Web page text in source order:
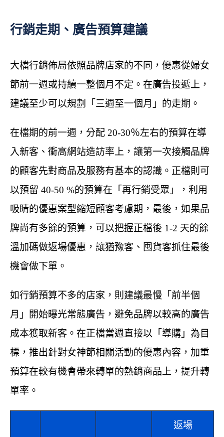
行銷走期、廣告預算建議
大檔行銷佈局依照品牌店家的不同，優惠從婦女
節前一週或持續一整個月不定。在廣告投遞上，
建議至少可以規劃「三週至一個月」的走期。
在檔期的前一週，分配 20-30％左右的預算在導
入新客、衝高網站造訪率上，讓第一次接觸品牌
的顧客先對商品及服務有基本的認識。正檔則可
以預留 40-50 %的預算在「再行銷受眾」，利用
吸睛的優惠案型縮短顧客考慮期，最後，如果品
牌尚有多餘的預算，可以把握正檔後 1-2 天的餘
溫加碼做返場優惠，讓猶豫客、囤貨客抓住最後
機會做下單。
如行銷預算不多的店家，則建議最慢「前半個
月」開始曝光常態廣告，避免品牌以較高的廣告
成本獲取新客。在正檔當週直接以「導購」為目
標，推出針對女神節相關活動的優惠內容，加重
預算在較有機會帶來轉單的熱銷商品上，提升轉
單率。
返場